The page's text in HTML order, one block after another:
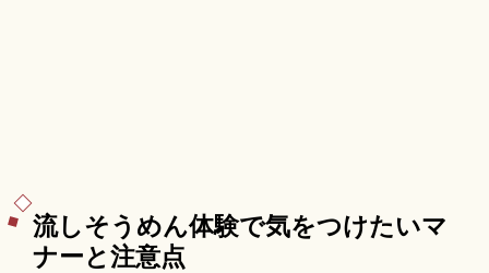
流しそうめん体験で気をつけたいマ
ナーと注意点